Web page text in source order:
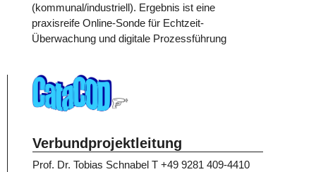
(kommunal/industriell). Ergebnis ist eine
praxisreife Online-Sonde für Echtzeit-
Überwachung und digitale Prozessführung
Verbundprojektleitung
Prof. Dr. Tobias Schnabel T +49 9281 409-4410